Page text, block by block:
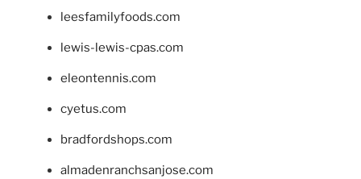
leesfamilyfoods.com
lewis-lewis-cpas.com
eleontennis.com
cyetus.com
bradfordshops.com
almadenranchsanjose.com